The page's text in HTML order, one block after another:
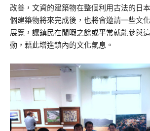
改善，文資的建築物在整個利用古法的日
個建築物將來完成後，也將會邀請一些文
展覽，讓鎮民在閒暇之餘或平常就能參與
動，藉此增進鎮內的文化氣息。